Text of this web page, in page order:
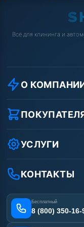
Всё для клининга и
О
О компании
Реквизиты ООО
Условия
Вакансии
Статьи
Как заказать?
Оплата
Лизинг
Получить скидку
УСЛУГИ
Услуги
Аренда АВД
Сертификаты
Наши работы
КОНТАКТЫ
Бесплатный
8 (800) 350-16-